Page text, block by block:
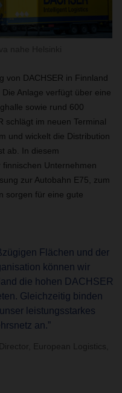
von DACHSER in Finnland
Anlage verfügt über eine
sowie rund 600
schlägt im neuen Terminal
und wickelt die Distribution
ab. In diesem
Unternehmen
zur Autobahn E75, zum
sorgen für eine gute
Flächen und der
können wir
die hohen DACHSER
Gleichzeitig binden
leistungsstarkes
an.”
European Logistics,